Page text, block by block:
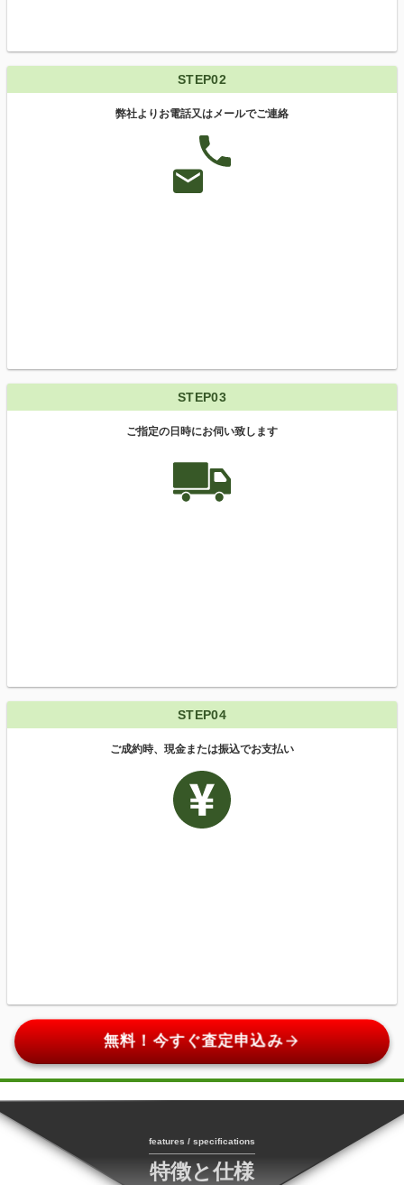
STEP02
弊社よりお電話又はメールでご連絡
STEP03
ご指定の日時にお伺い致します
STEP04
ご成約時、現金または振込でお支払い
無料！今すぐ査定申込みarrow_forward
features / specifications
特徴と仕様